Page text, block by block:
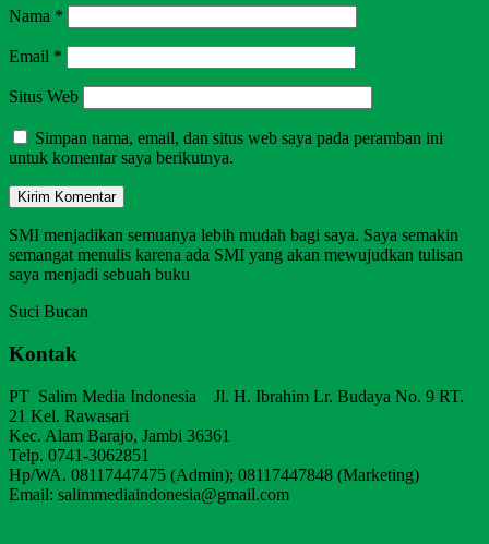
Nama *
Email *
Situs Web
Simpan nama, email, dan situs web saya pada peramban ini
untuk komentar saya berikutnya.
SMI menjadikan semuanya lebih mudah bagi saya. Saya semakin
semangat menulis karena ada SMI yang akan mewujudkan tulisan
saya menjadi sebuah buku
Suci Bucan
Kontak
PT Salim Media Indonesia Jl. H. Ibrahim Lr. Budaya No. 9 RT.
21 Kel. Rawasari
Kec. Alam Barajo, Jambi 36361
Telp. 0741-3062851
Hp/WA. 08117447475 (Admin); 08117447848 (Marketing)
Email: salimmediaindonesia@gmail.com